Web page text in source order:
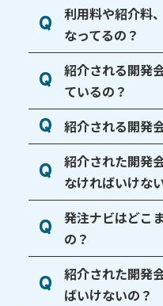
Q 利用料や紹介料
なってるの？
Q 紹介される開発
ているの？
Q 紹介される開発
Q 紹介された開発
なければいけな
Q 発注ナビはどこ
の？
Q 紹介された開発
ばいけないの？